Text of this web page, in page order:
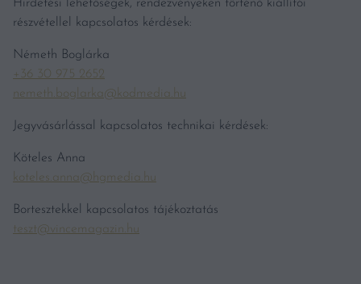
Hirdetési lehetőségek, rendezvényeken történő kiállítói
részvétellel kapcsolatos kérdések:
Németh Boglárka
+36 30 975 2652
nemeth.boglarka@kodmedia.hu
Jegyvásárlással kapcsolatos technikai kérdések:
Köteles Anna
koteles.anna@hgmedia.hu
Bortesztekkel kapcsolatos tájékoztatás
teszt@vincemagazin.hu